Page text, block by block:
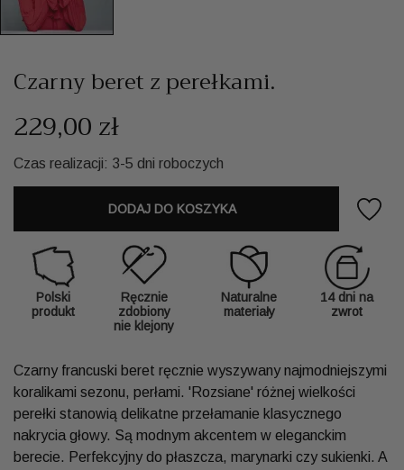
Czarny beret z perełkami.
229,00 zł
Czas realizacji: 3-5 dni roboczych
DODAJ DO KOSZYKA
Polski
produkt
Ręcznie
zdobiony
nie klejony
Naturalne
materiały
14 dni na
zwrot
Czarny francuski beret ręcznie wyszywany najmodniejszymi
koralikami sezonu, perłami. 'Rozsiane' różnej wielkości
perełki stanowią delikatne przełamanie klasycznego
nakrycia głowy. Są modnym akcentem w eleganckim
berecie. Perfekcyjny do płaszcza, marynarki czy sukienki. A